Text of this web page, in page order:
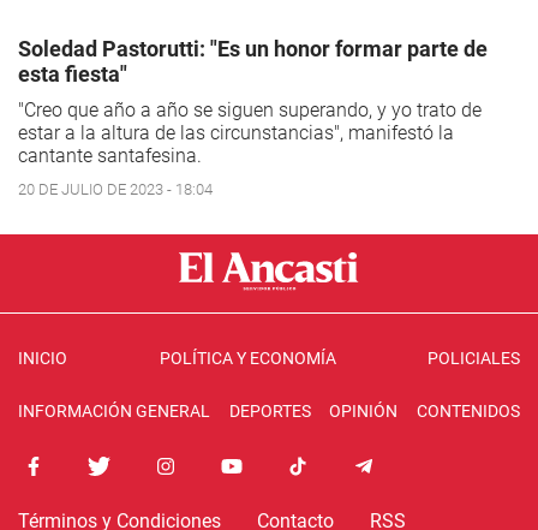
Soledad Pastorutti: "Es un honor formar parte de
esta fiesta"
"Creo que año a año se siguen superando, y yo trato de
estar a la altura de las circunstancias", manifestó la
cantante santafesina.
20 DE JULIO DE 2023 - 18:04
INICIO POLÍTICA Y ECONOMÍA POLICIALES
INFORMACIÓN GENERAL DEPORTES OPINIÓN CONTENIDOS
Términos y Condiciones Contacto RSS